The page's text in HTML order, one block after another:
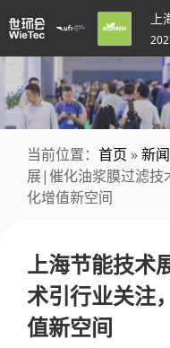
当前位置： 首页 »新
展|催化油浆膜过滤技
化增值新空间
上海节能技术
术引行业关注
值新空间